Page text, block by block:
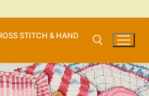
STITCH & HAND